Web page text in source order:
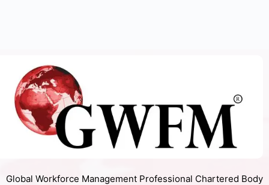
Global Workforce Management Professional Chartered Body